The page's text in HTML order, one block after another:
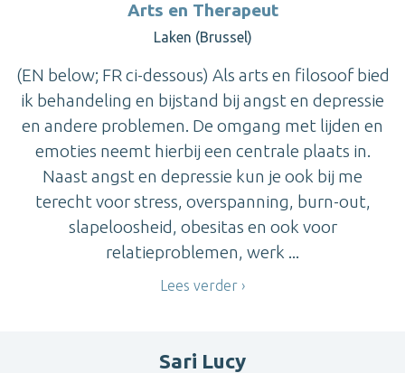
Arts en Therapeut
Laken (Brussel)
(EN below; FR ci-dessous) Als arts en filosoof bied
ik behandeling en bijstand bij angst en depressie
en andere problemen. De omgang met lijden en
emoties neemt hierbij een centrale plaats in.
Naast angst en depressie kun je ook bij me
terecht voor stress, overspanning, burn-out,
slapeloosheid, obesitas en ook voor
relatieproblemen, werk ...
Lees verder
Sari Lucy